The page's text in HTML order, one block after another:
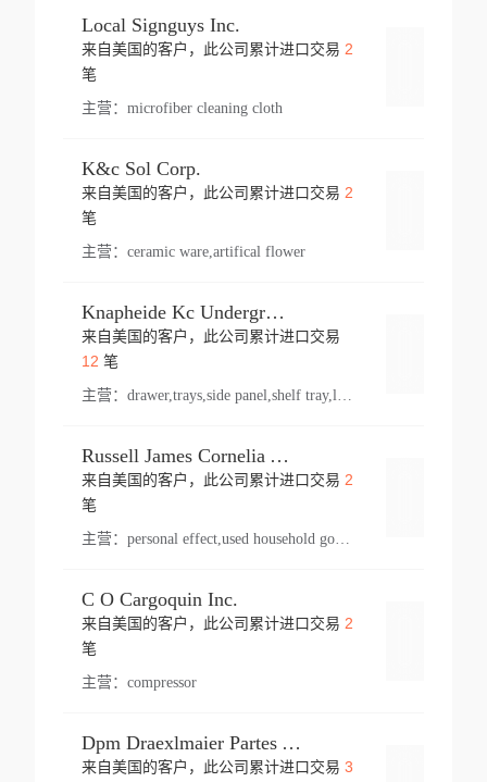
Local Signguys Inc.
来自美国的客户，此公司累计进口交易 2
笔
主营： microfiber cleaning cloth
K&c Sol Corp.
来自美国的客户，此公司累计进口交易 2
笔
主营： ceramic ware,artifical flower
Knapheide Kc Underground
来自美国的客户，此公司累计进口交易
12 笔
主营：
Russell James Cornelia Arlington Va
来自美国的客户，此公司累计进口交易 2
笔
主营： personal effect,used household goods
C O Cargoquin Inc.
来自美国的客户，此公司累计进口交易 2
笔
主营： compressor
Dpm Draexlmaier Partes Automotrices Corr Ind Huejotzingo
来自美国的客户，此公司累计进口交易 3